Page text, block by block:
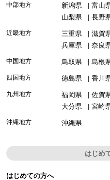
中部地方 新潟県 富山
山梨県
長野
近畿地方 三重県 滋賀
兵庫県
奈良
中国地方 鳥取県 島根
四国地方 徳島県 香川
九州地方 福岡県 佐賀
大分県
宮崎
沖縄地方 沖縄県
はじめ
はじめての方へ